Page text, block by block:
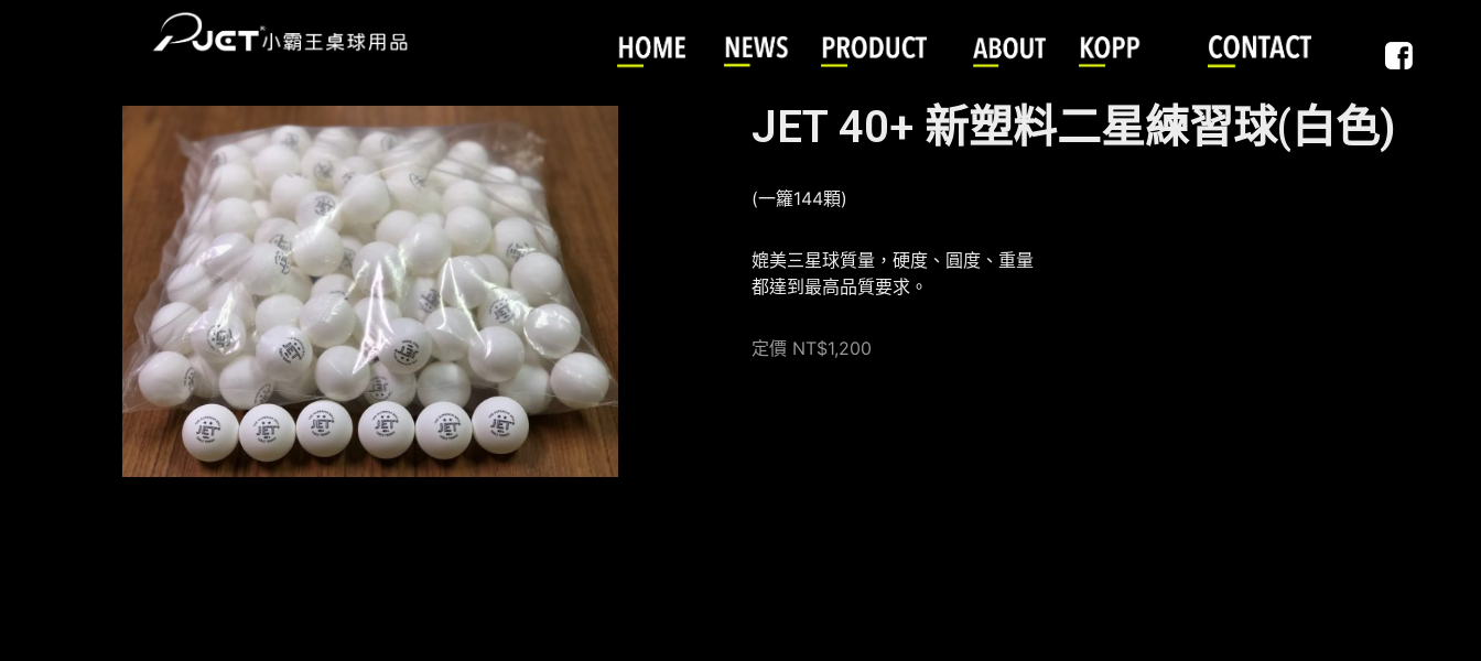
JET 40+ 新塑料二星練習球(白色)
(一籮144顆)
媲美三星球質量，硬度、圓度、重量
都達到最高品質要求。
定價 NT$1,200